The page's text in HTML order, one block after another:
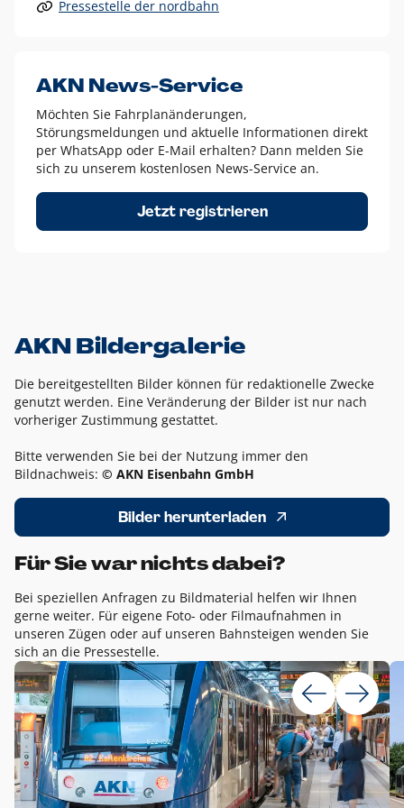
Alle anderen Logo-Varianten dürfen nur in Ausnahmefällen
Diese Ausnahmen sind zum Beispiel:
dem AKN Blau,
weißes Logo auf Fotohintergründen,
schwarzes Logo für reine Schwarz-Weiß-Umsetzungen
Um das Logo herum muss ein Schutzraum von jeweils einer
Höhe bzw. Breite des N aus AKN in alle Richtungen
Pressestelle der nordbahn
AKN News-Service
Möchten Sie Fahrplanänderungen,
Störungsmeldungen und aktuelle Informationen direkt
per WhatsApp oder E-Mail erhalten? Dann melden Sie
sich zu unserem kostenlosen News-Service an.
Jetzt registrieren
AKN Bildergalerie
Die bereitgestellten Bilder können für redaktionelle Zwecke
genutzt werden. Eine Veränderung der Bilder ist nur nach
vorheriger Zustimmung gestattet.
Bitte verwenden Sie bei der Nutzung immer den
Bildnachweis: © AKN Eisenbahn GmbH
Bilder herunterladen
Für Sie war nichts dabei?
Bei speziellen Anfragen zu Bildmaterial helfen wir Ihnen
gerne weiter. Für eigene Foto- oder Filmaufnahmen in
unseren Zügen oder auf unseren Bahnsteigen wenden Sie
sich an die Pressestelle.